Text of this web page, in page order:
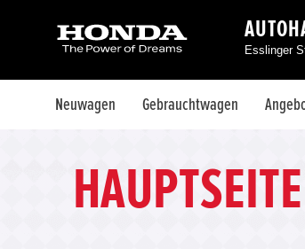
Esslinger
Neuwagen Gebrauchtwagen
HAUPTSEITE